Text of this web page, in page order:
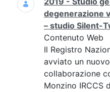
degenerazione
– studio Silent-
Contenuto Web
Il Registro
avviato un
collaborazione
Monzino IRCCS